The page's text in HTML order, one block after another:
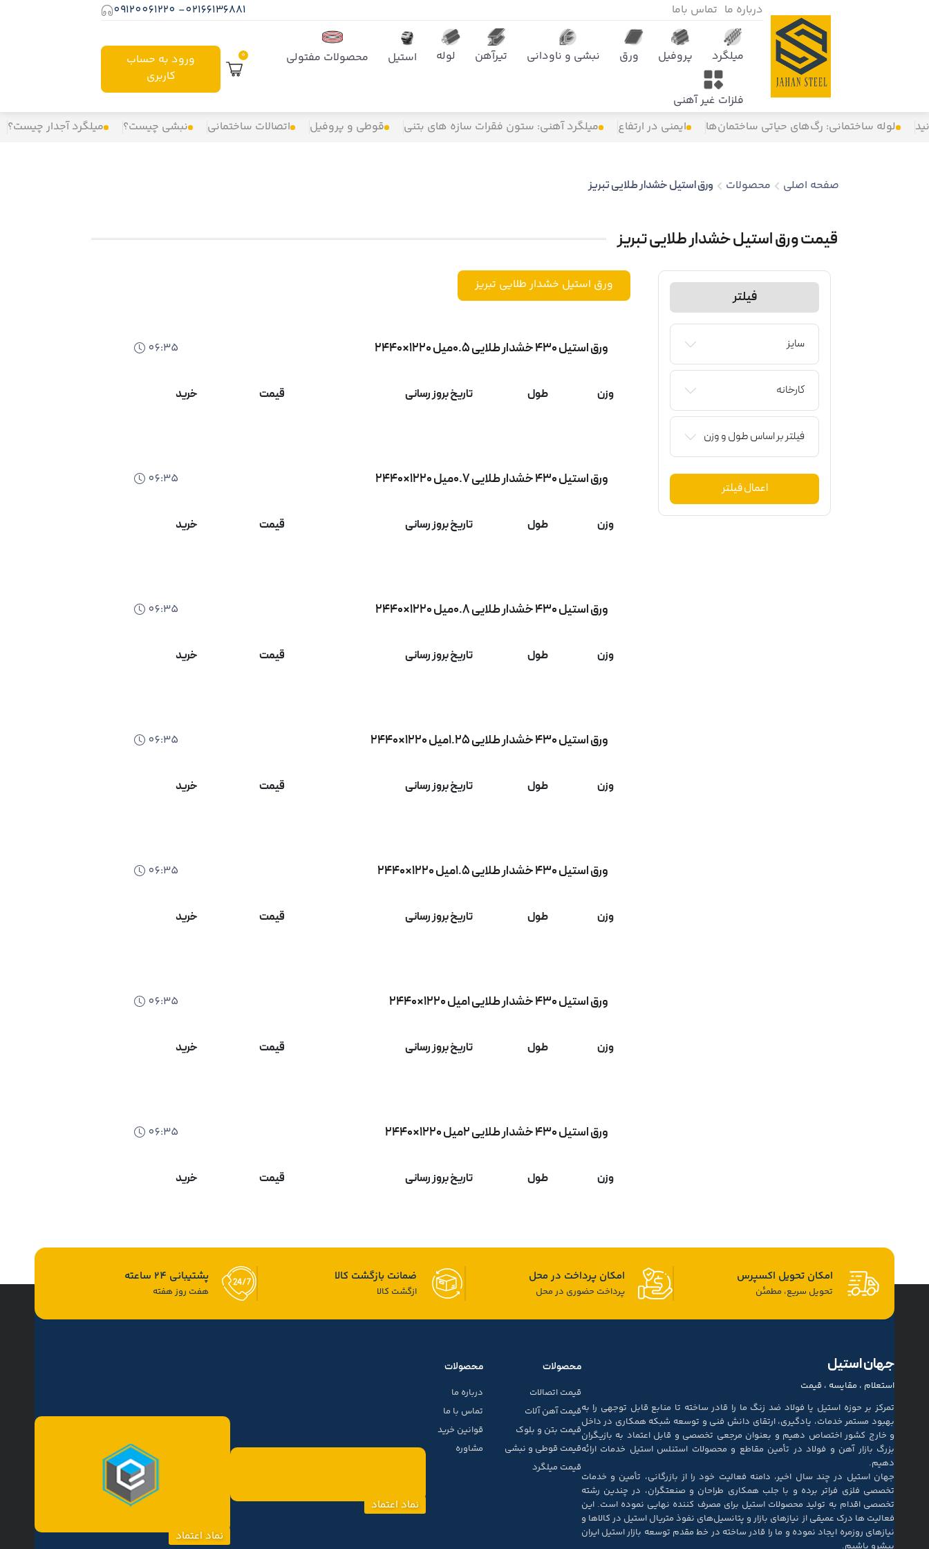
درباره ما تماس باما 02166136881- 09120061220
میلگرد پروفیل ورق نبشی و ناودانی تیرآهن لوله استیل محصولات مفتولی
فلزات غیر آهنی
0
ورود به حساب
کاربری
لوله ساختمانی: رگ‌های حیاتی ساختمان‌ها ایمنی در ارتفاع میلگرد آهنی: ستون فقرات سازه های بتنی قوطی و پروفیل اتصالات ساختمانی نبشی چیست؟ میلگرد آجدار چیست؟
صفحه اصلی محصولات ورق استیل خشدار طلایی تبریز
قیمت ورق استیل خشدار طلایی تبریز
فیلتر
سایز
کارخانه
فیلتر بر اساس طول و وزن
اعمال فیلتر
ورق استیل خشدار طلایی تبریز
ورق استیل 430 خشدار طلایی 0.5میل 1220×2440 06:35
وزن طول تاریخ بروز رسانی قیمت خرید
ورق استیل 430 خشدار طلایی 0.7میل 1220×2440 06:35
وزن طول تاریخ بروز رسانی قیمت خرید
ورق استیل 430 خشدار طلایی 0.8میل 1220×2440 06:35
وزن طول تاریخ بروز رسانی قیمت خرید
ورق استیل 430 خشدار طلایی 1.25میل 1220×2440 06:35
وزن طول تاریخ بروز رسانی قیمت خرید
ورق استیل 430 خشدار طلایی 1.5میل 1220×2440 06:35
وزن طول تاریخ بروز رسانی قیمت خرید
ورق استیل 430 خشدار طلایی 1میل 1220×2440 06:35
وزن طول تاریخ بروز رسانی قیمت خرید
ورق استیل 430 خشدار طلایی 2میل 1220×2440 06:35
وزن طول تاریخ بروز رسانی قیمت خرید
امکان تحویل اکسپرس
تحویل سریع، مطمئن
امکان پرداخت در محل
پرداخت حضوری در محل
ضمانت بازگشت کالا
ازگشت کالا
پشتیبانی 24 ساعته
هفت روز هفته
جهان استیل
استعلام ، مقایسه ، قیمت
تمرکز بر حوزه استیل یا فولاد ضد زنگ ما را قادر ساخته تا منابع قابل توجهی را به
بهبود مستمر خدمات، یادگیری، ارتقای دانش فنی و توسعه شبکه همکاری در داخل
و خارج کشور اختصاص دهیم و بعنوان مرجعی تخصصی و قابل اعتماد به بازیگران
بزرگ بازار آهن و فولاد در تأمین مقاطع و محصولات استنلس استیل خدمات ارائه
دهیم.
جهان استیل در چند سال اخیر، دامنه فعالیت خود را از بازرگانی، تأمین و خدمات
تخصصی فلزی فراتر برده و با جلب همکاری طراحان و صنعتگران، در چندین رشته
تخصصی اقدام به تولید محصولات استیل برای مصرف کننده نهایی نموده است. این
فعالیت ها درک عمیقی از نیازهای بازار و پتانسیل‌های نفوذ متریال استیل در کالاها و
نیازهای روزمره ایجاد نموده و ما را قادر ساخته در خط مقدم توسعه بازار استیل ایران
پیشرو باشیم.
محصولات
قیمت اتصالات
قیمت آهن آلات
قیمت بتن و بلوک
قیمت قوطی و نبشی
قیمت میلگرد
محصولات
درباره ما
تماس با ما
قوانین خرید
مشاوره
نماد اعتماد
نماد اعتماد